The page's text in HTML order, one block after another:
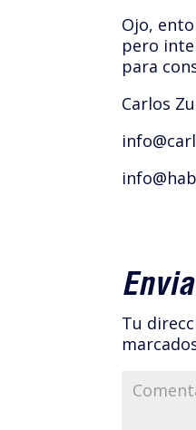
Ojo,
pero
para
Carlos
Tu